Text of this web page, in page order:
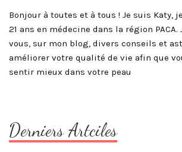
Bonjour à toutes et à tous ! Je suis Katy,
21 ans en médecine dans la région PACA.
vous, sur mon blog, divers conseils et
améliorer votre qualité de vie afin que
sentir mieux dans votre peau
Derniers Artciles